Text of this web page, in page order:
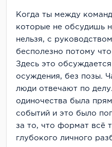
Когда ты между
которые не обсудишь
нельзя, с
бесполезно потому
Здесь это
осуждения, без позы.
люди отвечают по
одиночества была
событий и это было
за то, что формат всё
глубокого личного